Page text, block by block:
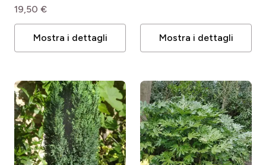
19,50 €
Mostra i dettagli Mostra i dettagli